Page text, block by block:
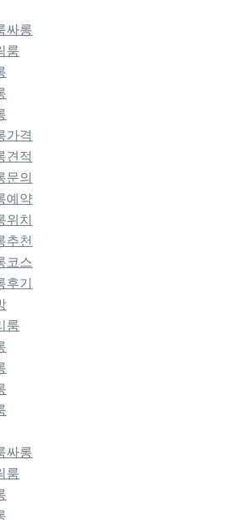
싸롱
룸
가격
견적
문의
예약
위치
추천
코스
기
룸
싸롱
룸